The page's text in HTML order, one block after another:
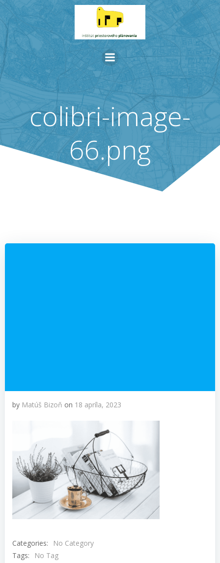
Skip
to
content
colibri-image-
66.png
by Matúš Bizoň on 18 apríla, 2023
Categories:
No Category
Tags:
No Tag